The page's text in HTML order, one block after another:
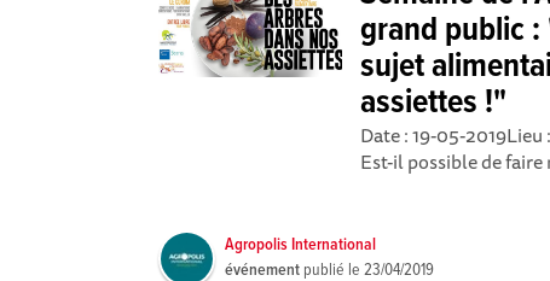
grand public
sujet
assiettes !"
Date : 19-05-
Est-il possible de
Agropolis International
événement publié le23/04/2019